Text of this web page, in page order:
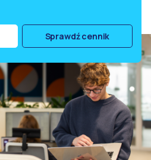
Sprawdź cennik